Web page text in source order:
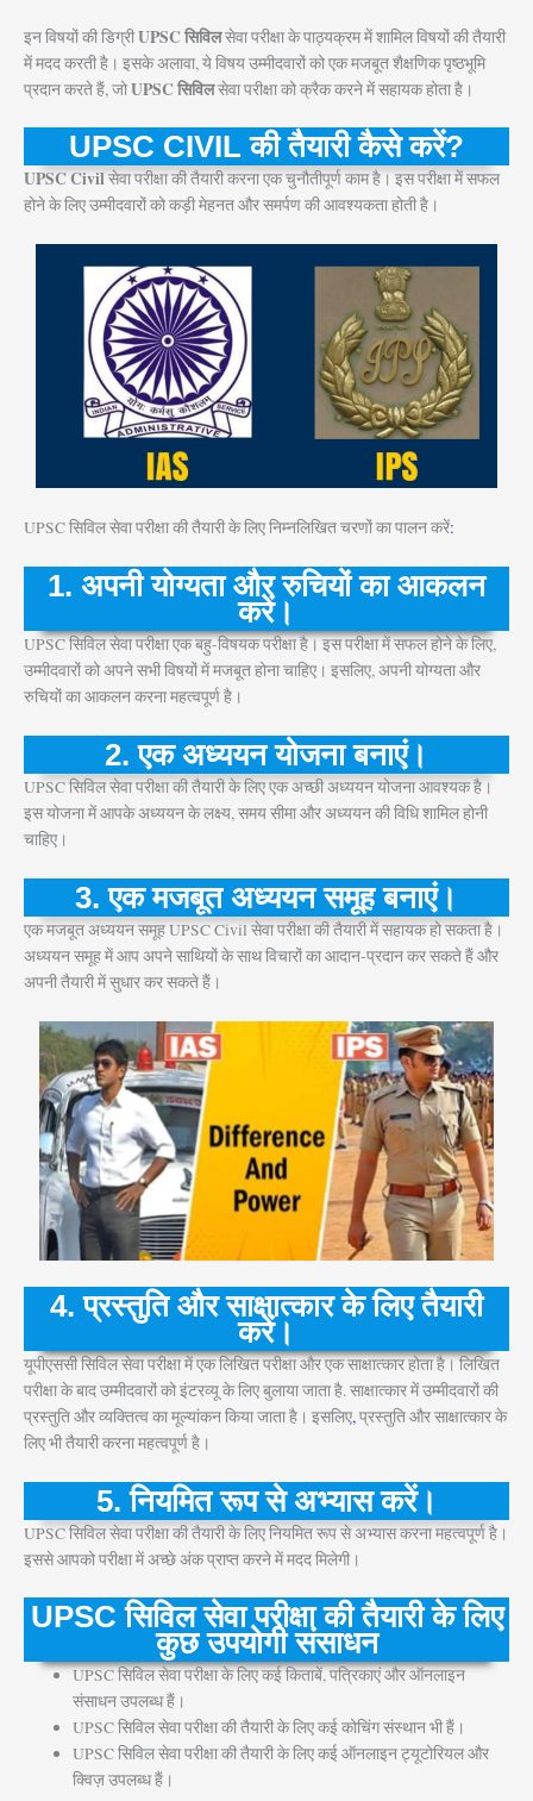
इन विषयों की डिग्रीUPSC सिविलसेवा परीक्षा के पाठ्यक्रम में शामिल विषयों की तैयारी
में मदद करती है। इसके अलावा, ये विषय उम्मीदवारों को एक मजबूत शैक्षणिक पृष्ठभूमि
प्रदान करते हैं, जोUPSC सिविलसेवा परीक्षा को क्रैक करने में सहायक होता है।
UPSC CIVIL की तैयारी कैसे करें?
UPSC Civilसेवा परीक्षा की तैयारी करना एक चुनौतीपूर्ण काम है। इस परीक्षा में सफल
होने के लिए उम्मीदवारों को कड़ी मेहनत और समर्पण की आवश्यकता होती है।
UPSC सिविल सेवा परीक्षा की तैयारी के लिए निम्नलिखित चरणों का पालन करें:
1. अपनी योग्यता और रुचियों का आकलन
करें।
UPSC सिविल सेवा परीक्षा एक बहु-विषयक परीक्षा है। इस परीक्षा में सफल होने के लिए,
उम्मीदवारों को अपने सभी विषयों में मजबूत होना चाहिए। इसलिए, अपनी योग्यता और
रुचियों का आकलन करना महत्वपूर्ण है।
2. एक अध्ययन योजना बनाएं।
UPSC सिविल सेवा परीक्षा की तैयारी के लिए एक अच्छी अध्ययन योजना आवश्यक है।
इस योजना में आपके अध्ययन के लक्ष्य, समय सीमा और अध्ययन की विधि शामिल होनी
चाहिए।
3. एक मजबूत अध्ययन समूह बनाएं।
एक मजबूत अध्ययन समूह UPSC Civil सेवा परीक्षा की तैयारी में सहायक हो सकता है।
अध्ययन समूह में आप अपने साथियों के साथ विचारों का आदान-प्रदान कर सकते हैं और
अपनी तैयारी में सुधार कर सकते हैं।
4. प्रस्तुति और साक्षात्कार के लिए तैयारी
करें।
यूपीएससी सिविल सेवा परीक्षा में एक लिखित परीक्षा और एक साक्षात्कार होता है। लिखित
परीक्षा के बाद उम्मीदवारों को इंटरव्यू के लिए बुलाया जाता है. साक्षात्कार में उम्मीदवारों की
प्रस्तुति और व्यक्तित्व का मूल्यांकन किया जाता है। इसलिए,प्रस्तुति और साक्षात्कार के
लिए भी तैयारी करना महत्वपूर्ण है।
5. नियमित रूप से अभ्यास करें।
UPSC सिविल सेवा परीक्षा की तैयारी के लिए नियमित रूप से अभ्यास करना महत्वपूर्ण है।
इससे आपको परीक्षा में अच्छे अंक प्राप्त करने में मदद मिलेगी।
UPSC सिविल सेवा परीक्षा की तैयारी के लिए
कुछ उपयोगी संसाधन
UPSC सिविल सेवा परीक्षा के लिए कई किताबें, पत्रिकाएं और ऑनलाइन
संसाधन उपलब्ध हैं।
UPSC सिविल सेवा परीक्षा की तैयारी के लिए कई कोचिंग संस्थान भी हैं।
UPSC सिविल सेवा परीक्षा की तैयारी के लिए कई ऑनलाइन ट्यूटोरियल और
क्विज़ उपलब्ध हैं।